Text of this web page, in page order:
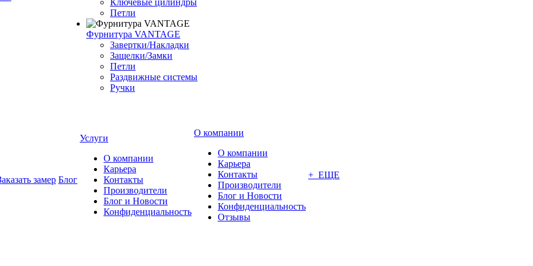
Ключевые цилиндры
Петли
Фурнитура VANTAGE
Завертки/Накладки
Защелки/Замки
Петли
Раздвижные системы
Ручки
замер Блог
Услуги
О компании
Карьера
Контакты
Производители
Блог и Новости
Конфиденциальность
О компании
О компании
Карьера
Контакты
Производители
Блог и Новости
Конфиденциальность
Отзывы
+ ЕЩЕ